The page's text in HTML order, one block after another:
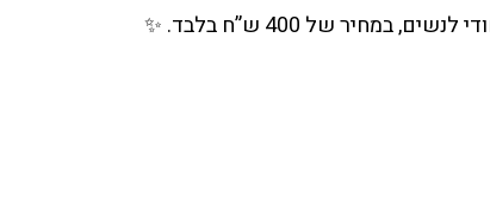
של 400 ש”ח בלבד. ✨